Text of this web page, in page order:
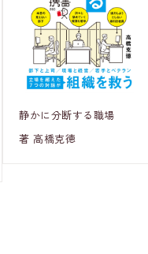
静かに分断する職場
著 高橋克徳